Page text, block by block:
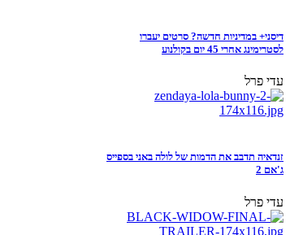
דיסני+ במדיניות חדשה? סרטים יעברו
לסטרימינג אחרי 45 יום בקולנוע
עדי פרל
זנדאיה תדבב את הדמות של לולה באני בספייס
ג'אם 2
עדי פרל